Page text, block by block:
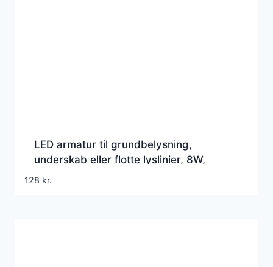
LED armatur til grundbelysning,
underskab eller flotte lyslinier, 8W,
800lm, 4000K, 573 mm, Linear Compact
128 kr.